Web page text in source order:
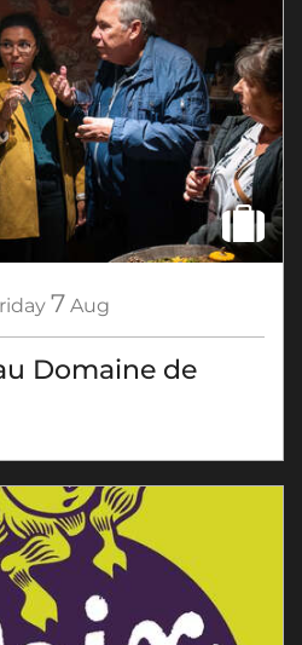
7 Aug
Domaine de